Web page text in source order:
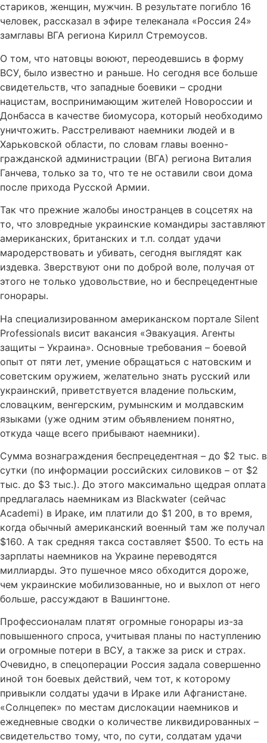
стариков, женщин, мужчин. В результате погибло 16
человек, рассказал в эфире телеканала «Россия 24»
замглавы ВГА региона Кирилл Стремоусов.
О том, что натовцы воюют, переодевшись в форму
ВСУ, было известно и раньше. Но сегодня все больше
свидетельств, что западные боевики – сродни
нацистам, воспринимающим жителей Новороссии и
Донбасса в качестве биомусора, который необходимо
уничтожить. Расстреливают наемники людей и в
Харьковской области, по словам главы военно-
гражданской администрации (ВГА) региона Виталия
Ганчева, только за то, что те не оставили свои дома
после прихода Русской Армии.
Так что прежние жалобы иностранцев в соцсетях на
то, что зловредные украинские командиры заставляют
американских, британских и т.п. солдат удачи
мародерствовать и убивать, сегодня выглядят как
издевка. Зверствуют они по доброй воле, получая от
этого не только удовольствие, но и беспрецедентные
гонорары.
На специализированном американском портале Silent
Professionals висит вакансия «Эвакуация. Агенты
защиты – Украина». Основные требования – боевой
опыт от пяти лет, умение обращаться с натовским и
советским оружием, желательно знать русский или
украинский, приветствуется владение польским,
словацким, венгерским, румынским и молдавским
языками (уже одним этим объявлением понятно,
откуда чаще всего прибывают наемники).
Сумма вознаграждения беспрецедентная – до $2 тыс. в
сутки (по информации российских силовиков – от $2
тыс. до $3 тыс.). До этого максимально щедрая оплата
предлагалась наемникам из Blackwater (сейчас
Academi) в Ираке, им платили до $1 200, в то время,
когда обычный американский военный там же получал
$160. А так средняя такса составляет $500. То есть на
зарплаты наемников на Украине переводятся
миллиарды. Это пушечное мясо обходится дороже,
чем украинские мобилизованные, но и выхлоп от него
больше, рассуждают в Вашингтоне.
Профессионалам платят огромные гонорары из-за
повышенного спроса, учитывая планы по наступлению
и огромные потери в ВСУ, а также за риск и страх.
Очевидно, в спецоперации Россия задала совершенно
иной тон боевых действий, чем тот, к которому
привыкли солдаты удачи в Ираке или Афганистане.
«Солнцепек» по местам дислокации наемников и
ежедневные сводки о количестве ликвидированных –
свидетельство тому, что, по сути, солдатам удачи